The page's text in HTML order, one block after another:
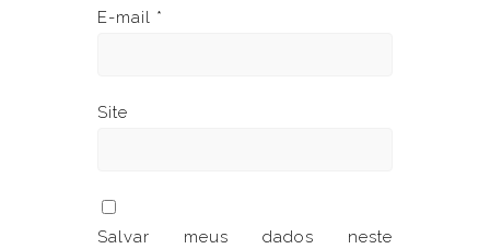
E-mail *
Site
Salvar meus dados neste